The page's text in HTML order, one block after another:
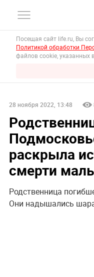
Посещая сайт life.ru, Вы
Политикой обработки
файлов cookie, указанных
28 ноября 2022, 13:48
раскрыла
смерти
Родственница
Они надышались